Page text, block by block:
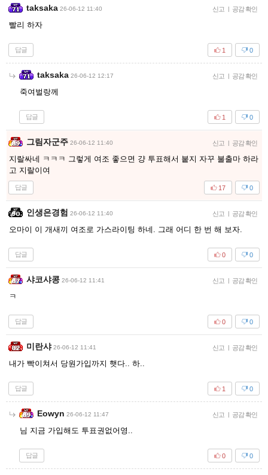
taksaka 26-06-12 11:40 신고 | 공감 확인
빨리 하자
답글 0
1
taksaka 26-06-12 12:17 신고 | 공감 확인
죽여벌랑께
답글 0
1
그림자군주 26-06-12 11:40 신고 | 공감 확인
지랄싸네 ㅋㅋㅋ 그렇게 여조 좋으면 걍 투표해서 붙지 자꾸 불출마 하라
고 지랄이여
답글 0
17
인생은경험 26-06-12 11:40 신고 | 공감 확인
오마이 이 개새끼 여조로 가스라이팅 하네. 그래 어디 한 번 해 보자.
답글 0
0
샤코샤콩 26-06-12 11:41 신고 | 공감 확인
ㅋ
답글 0
0
미란샤 26-06-12 11:41 신고 | 공감 확인
내가 빡이쳐서 당원가입까지 햇다.. 하..
답글 0
1
Eowyn 26-06-12 11:47 신고 | 공감 확인
님 지금 가입해도 투표권없어영..
답글 0
0